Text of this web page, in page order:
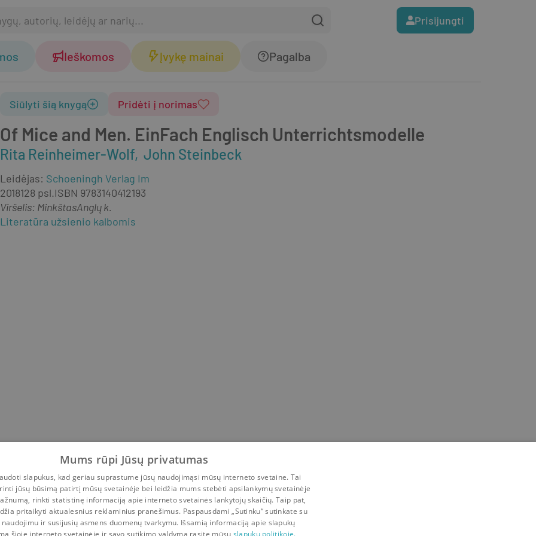
Prisijungti
Ieškomos Įvykę mainai Pagalba
Of Mice and Men. EinFach Englisch Unterrichtsmodelle
Rita Reinheimer-Wolf John Steinbeck
Siūlyti šią knygą Pridėti į norimas
Leidėjas: Schoeningh Verlag Im
2018128 psl.ISBN 9783140412193
Viršelis: MinkštasAnglų k.
Literatūra užsienio kalbomis
Mums rūpi Jūsų privatumas
slapukus, kad geriau suprastume jūsų naudojimąsi mūsų interneto svetaine. Tai
jūsų būsimą patirtį mūsų svetainėje bei leidžia mums stebėti apsilankymų svetainėje
rinkti statistinę informaciją apie interneto svetainės lankytojų skaičių. Taip pat,
pritaikyti aktualesnius reklaminius pranešimus. Paspausdami „Sutinku“ sutinkate su
ir susijusių asmens duomenų tvarkymu. Išsamią informaciją apie slapukų
šioje interneto svetainėje ir savo sutikimo valdymą rasite mūsų slapukų politikoje.